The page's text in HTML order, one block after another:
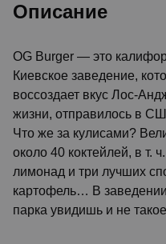
Описание
OG Burger — это
Киевское заведение,
воссоздает вкус Лос-
жизни, отправилось в
Что же за кулисами?
около 40 коктейлей, в т.
лимонад и три лучших
картофель… В
парка увидишь и не